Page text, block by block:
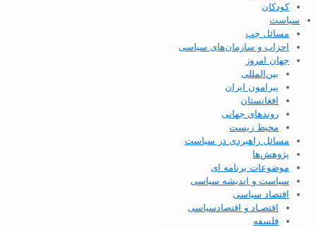
کودکان
سیاست
مسائل چپ
احزاب و سازمان‌های سیاسی
جهان امروز
بین‌المللی
پیرامون ایران
افغانستان
روندهای جهانی
محیط زیست
مسائل راهبردی در سیاست
پژوهش‌ها
موضوعات برنامه ای
سیاست و اندیشه سیاسی
اقتصاد سیاسی
اقتصـاد و اقتصاد‌سیاسی
فلسفه